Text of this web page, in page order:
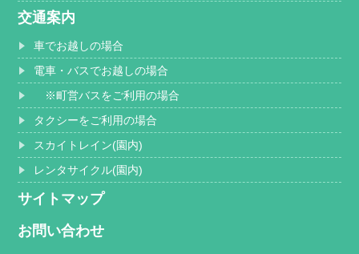
交通案内
車でお越しの場合
電車・バスでお越しの場合
※町営バスをご利用の場合
タクシーをご利用の場合
スカイトレイン(園内)
レンタサイクル(園内)
サイトマップ
お問い合わせ